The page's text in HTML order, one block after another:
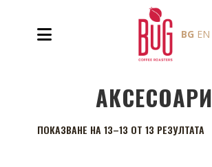
BG EN
АКСЕСОАРИ
ПОКАЗВАНЕ НА 13–13 ОТ 13 РЕЗУЛТАТА